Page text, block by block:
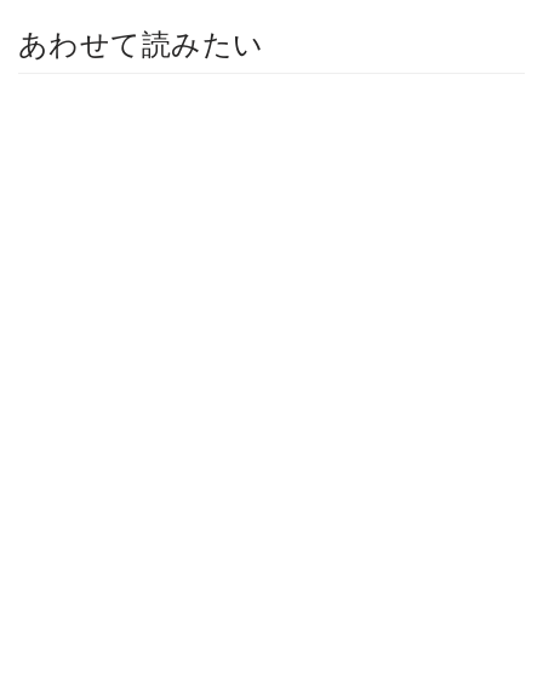
あわせて読みたい